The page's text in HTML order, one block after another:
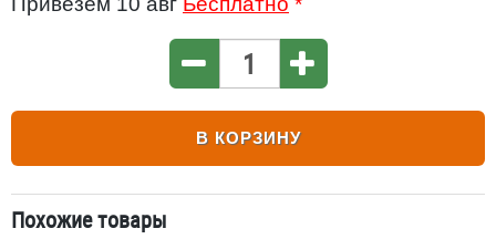
В КОРЗИНУ
Похожие товары